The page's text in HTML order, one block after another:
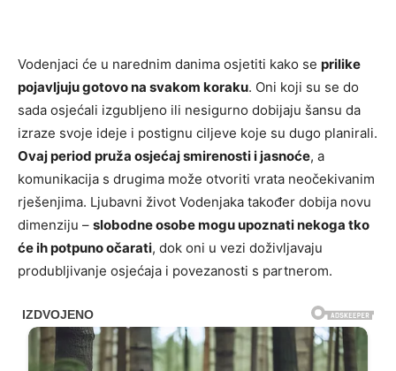
Vodenjaci će u narednim danima osjetiti kako se prilike
pojavljuju gotovo na svakom koraku. Oni koji su se do
sada osjećali izgubljeno ili nesigurno dobijaju šansu da
izraze svoje ideje i postignu ciljeve koje su dugo planirali.
Ovaj period pruža osjećaj smirenosti i jasnoće, a
komunikacija s drugima može otvoriti vrata neočekivanim
rješenjima. Ljubavni život Vodenjaka također dobija novu
dimenziju – slobodne osobe mogu upoznati nekoga tko
će ih potpuno očarati, dok oni u vezi doživljavaju
produbljivanje osjećaja i povezanosti s partnerom.